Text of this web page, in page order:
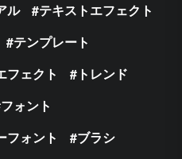
ル
テキストエフェクト
テンプレート
フェクト
トレンド
フォント
フォント
ブラシ